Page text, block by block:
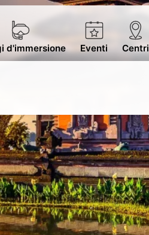
d'immersione Eventi Centri